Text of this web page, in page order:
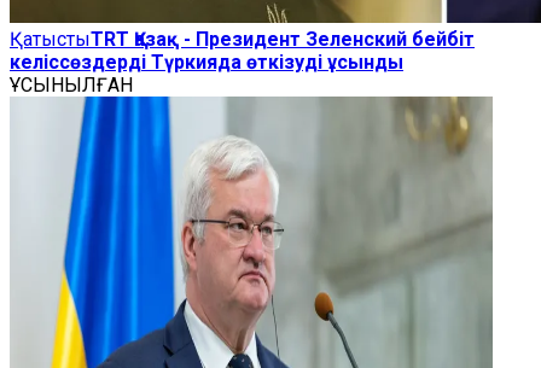
ҚатыстыTRT Қазақ - Президент Зеленский бейбіт
келіссөздерді Түркияда өткізуді ұсынды
ҰСЫНЫЛҒАН